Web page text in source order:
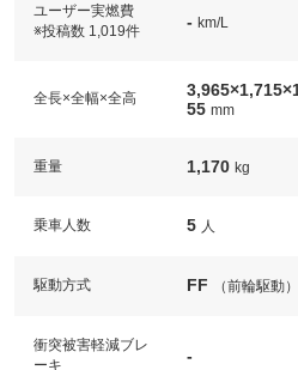
ユーザー実燃費
※投稿数 1,019件
- km/L
全長×全幅×全高
55 mm
重量 1,170 kg
乗車人数 5 人
駆動方式 FF （前輪駆動）
衝突被害軽減ブレ
ーキ
-